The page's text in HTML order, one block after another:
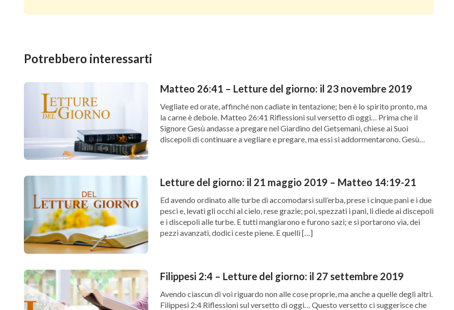
Potrebbero interessarti
Matteo 26:41 – Letture del giorno: il 23 novembre 2019
Vegliate ed orate, affinché non cadiate in tentazione; ben è lo spirito pronto, ma
la carne è debole. Matteo 26:41 Riflessioni sul versetto di oggi… Prima che il
Signore Gesù andasse a pregare nel Giardino del Getsemani, chiese ai Suoi
discepoli di continuare a vegliare e pregare, ma essi si addormentarono. Gesù
Letture del giorno: il 21 maggio 2019 – Matteo 14:19-21
Ed avendo ordinato alle turbe di accomodarsi sull’erba, prese i cinque pani e i due
pesci e, levati gli occhi al cielo, rese grazie; poi, spezzati i pani, li diede ai discepoli
e i discepoli alle turbe. E tutti mangiarono e furono sazi; e si portarono via, dei
pezzi avanzati, dodici ceste piene. E quelli […]
Filippesi 2:4 – Letture del giorno: il 27 settembre 2019
Avendo ciascun di voi riguardo non alle cose proprie, ma anche a quelle degli altri.
Filippesi 2:4 Riflessioni sul versetto di oggi… Questo versetto ci suggerisce che